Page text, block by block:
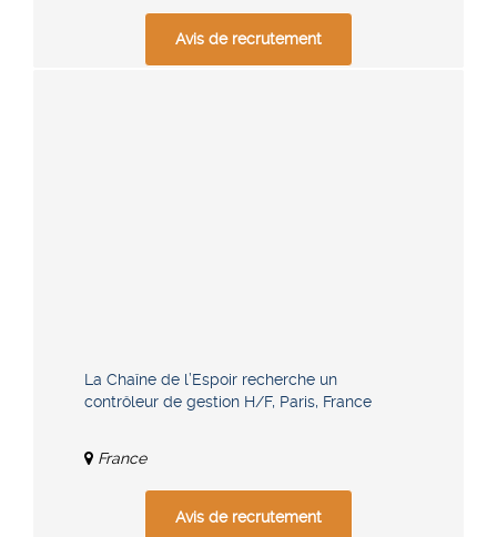
Avis de recrutement
La Chaîne de l’Espoir recherche un
contrôleur de gestion H/F, Paris, France
France
Avis de recrutement